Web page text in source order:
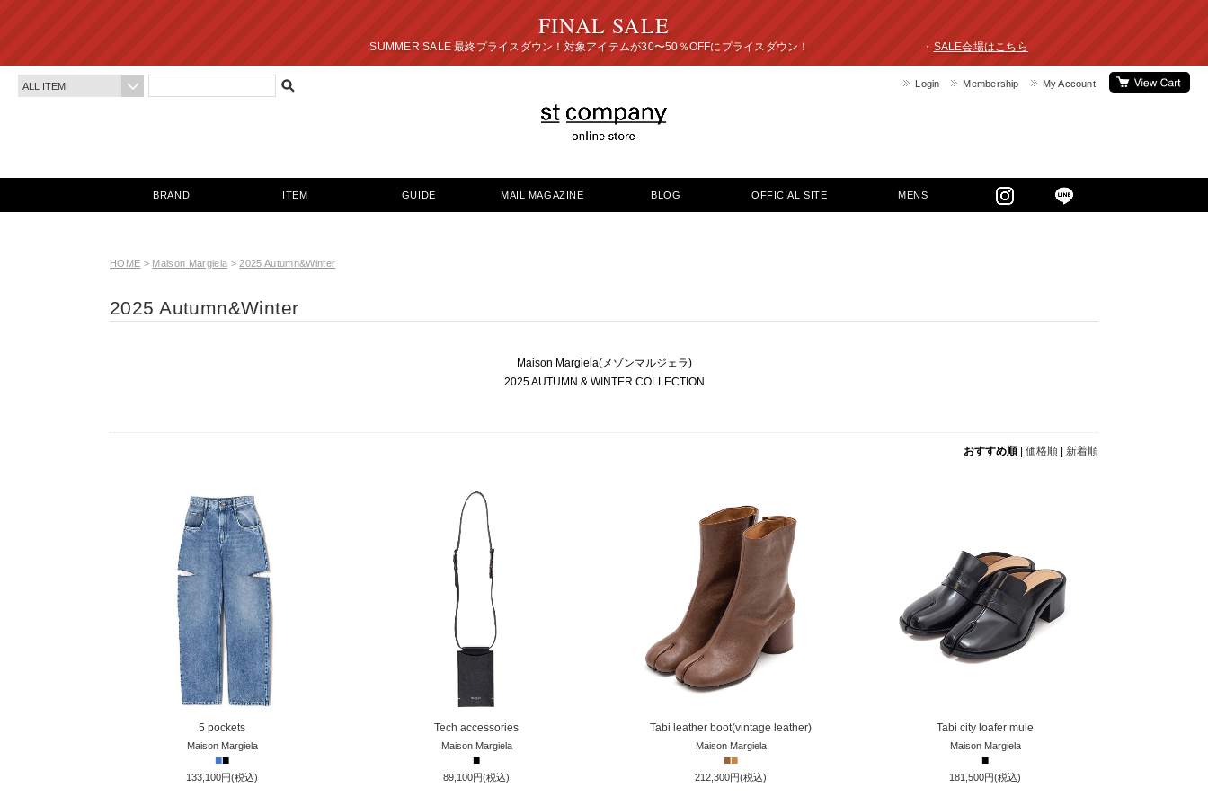
FINAL SALE
SUMMER SALE 最終プライスダウン！対象アイテムが30〜50％OFFにプライスダウン！ ・ SALE会場はこちら
My Account
Membership
Login
BRAND ITEM GUIDE MAIL MAGAZINE BLOG OFFICIAL SITE MENS
HOME > Maison Margiela >2025 Autumn&Winter
2025 Autumn&Winter
Maison Margiela(メゾンマルジェラ)
2025 AUTUMN & WINTER COLLECTION
おすすめ順 価格順 新着順
5 pockets
Maison Margiela
■■
133,100円(税込)
Tech accessories
Maison Margiela
■
89,100円(税込)
Tabi leather boot(vintage leather)
Maison Margiela
■■
212,300円(税込)
Tabi city loafer mule
Maison Margiela
■
181,500円(税込)